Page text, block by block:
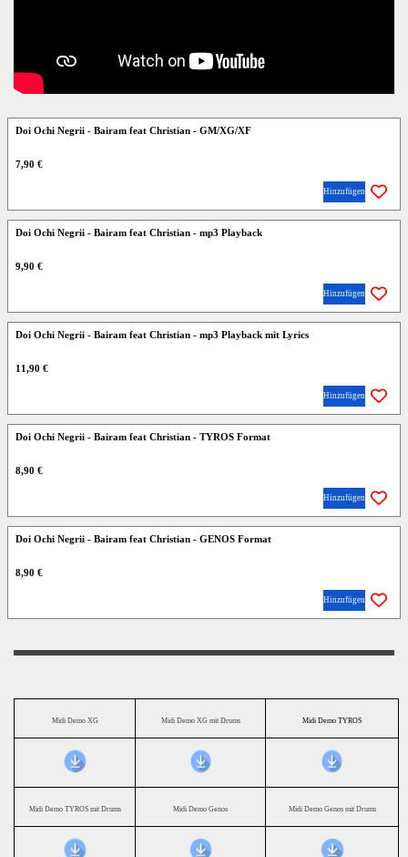
Doi Ochi Negrii - Bairam feat Christian - GM/XG/XF
7,90 €
Hinzufügen
Doi Ochi Negrii - Bairam feat Christian - mp3 Playback
9,90 €
Hinzufügen
Doi Ochi Negrii - Bairam feat Christian - mp3 Playback mit Lyrics
11,90 €
Hinzufügen
Doi Ochi Negrii - Bairam feat Christian - TYROS Format
8,90 €
Hinzufügen
Doi Ochi Negrii - Bairam feat Christian - GENOS Format
8,90 €
Hinzufügen
Midi Demo XG Midi Demo XG mit Drums Midi Demo TYROS
Midi Demo TYROS mit Drums Midi Demo Genos Midi Demo Genos mit Drums